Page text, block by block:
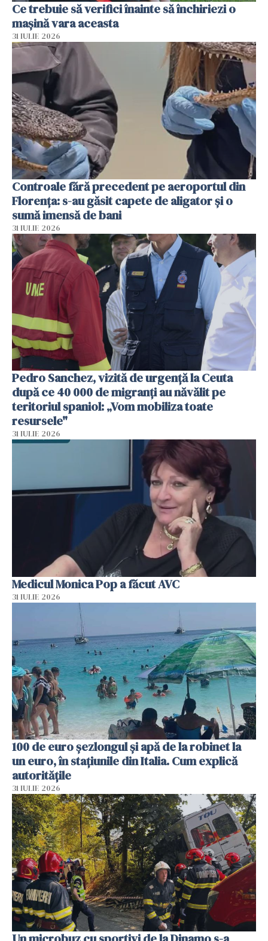
Ce trebuie să verifici înainte să închiriezi o
mașină vara aceasta
31 IULIE 2026
Controale fără precedent pe aeroportul din
Florența: s-au găsit capete de aligator și o
sumă imensă de bani
31 IULIE 2026
Pedro Sanchez, vizită de urgență la Ceuta
după ce 40 000 de migranți au năvălit pe
teritoriul spaniol: „Vom mobiliza toate
resursele"
31 IULIE 2026
Medicul Monica Pop a făcut AVC
31 IULIE 2026
100 de euro șezlongul și apă de la robinet la
un euro, în stațiunile din Italia. Cum explică
autoritățile
31 IULIE 2026